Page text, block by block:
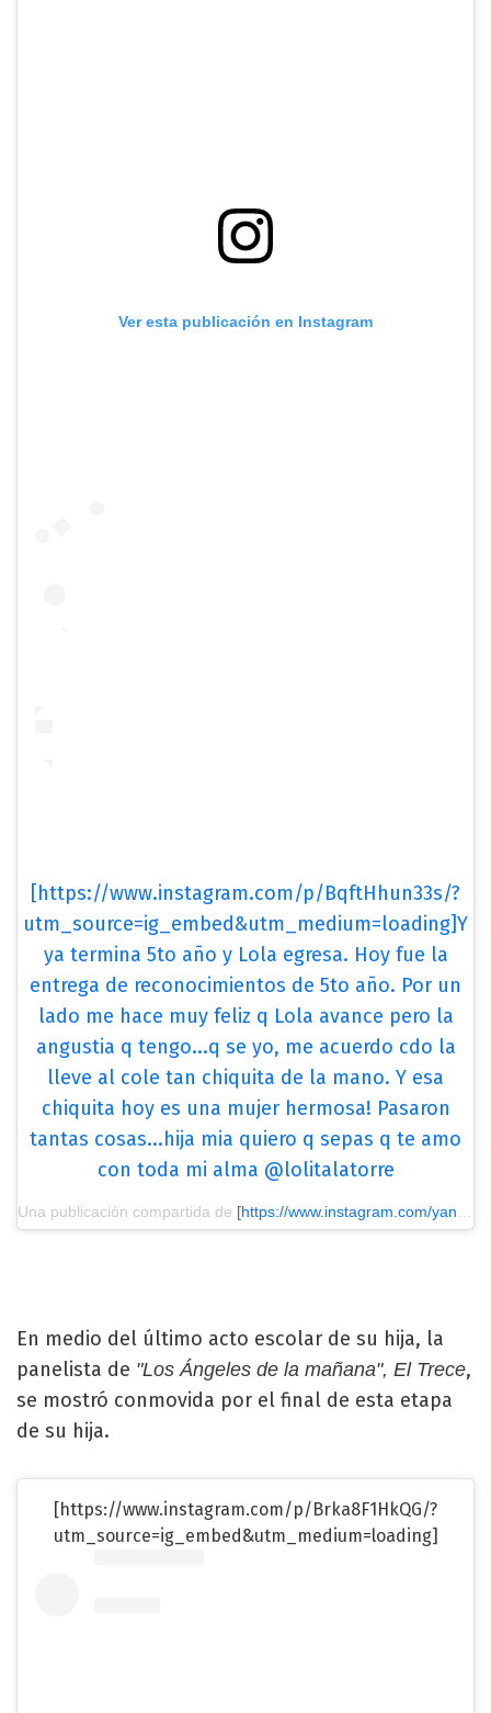
Ver esta publicación en Instagram
[https://www.instagram.com/p/BqftHhun33s/?
utm_source=ig_embed&utm_medium=loading]Y
ya termina 5to año y Lola egresa. Hoy fue la
entrega de reconocimientos de 5to año. Por un
lado me hace muy feliz q Lola avance pero la
angustia q tengo...q se yo, me acuerdo cdo la
lleve al cole tan chiquita de la mano. Y esa
chiquita hoy es una mujer hermosa! Pasaron
tantas cosas...hija mia quiero q sepas q te amo
con toda mi alma @lolitalatorre
Una publicación compartida de [https://www.instagram.com/yanilatorre/?utm_source=ig_embed&utm_medium=loading] Yani Latorre
En medio del último acto escolar de su hija, la
panelista de "Los Ángeles de la mañana", El Trece,
se mostró conmovida por el final de esta etapa
de su hija.
[https://www.instagram.com/p/Brka8F1HkQG/?
utm_source=ig_embed&utm_medium=loading]